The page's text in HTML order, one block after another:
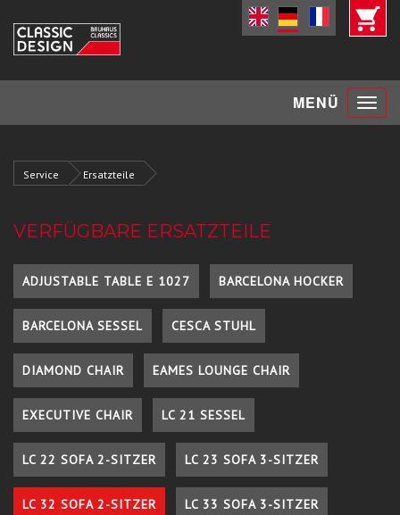
MENÜ Toggle
Service Ersatzteile
VERFÜGBARE ERSATZTEILE
ADJUSTABLE TABLE E 1027 BARCELONA HOCKER
BARCELONA SESSEL CESCA STUHL
DIAMOND CHAIR EAMES LOUNGE CHAIR
EXECUTIVE CHAIR LC 21 SESSEL
LC 22 SOFA 2-SITZER LC 23 SOFA 3-SITZER
LC 32 SOFA 2-SITZER LC 33 SOFA 3-SITZER